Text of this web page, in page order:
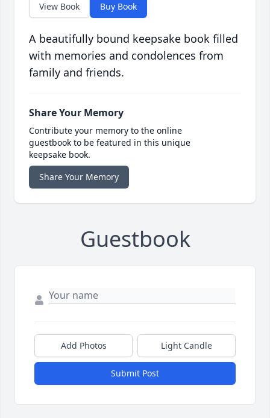
View Book Buy Book
A beautifully bound keepsake book filled
with memories and condolences from
family and friends.
Share Your Memory
Contribute your memory to the online
guestbook to be featured in this unique
keepsake book.
Share Your Memory
Guestbook
Add Photos Light Candle
Submit Post